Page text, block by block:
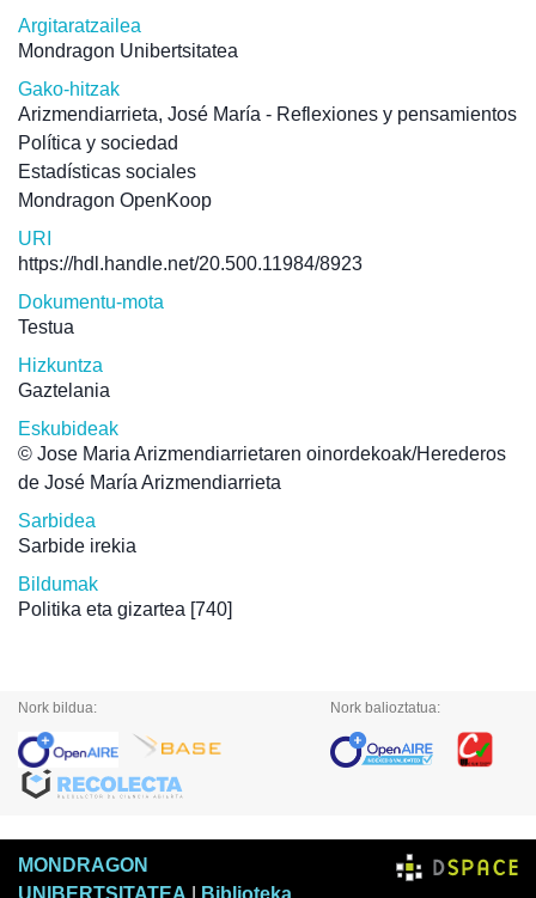
Argitaratzailea
Mondragon Unibertsitatea
Gako-hitzak
Arizmendiarrieta, José María - Reflexiones y pensamientos
Política y sociedad
Estadísticas sociales
Mondragon OpenKoop
URI
https://hdl.handle.net/20.500.11984/8923
Dokumentu-mota
Testua
Hizkuntza
Gaztelania
Eskubideak
© Jose Maria Arizmendiarrietaren oinordekoak/Herederos
de José María Arizmendiarrieta
Sarbidea
Sarbide irekia
Bildumak
Politika eta gizartea [740]
Nork bildua: Nork balioztatua:
MONDRAGON